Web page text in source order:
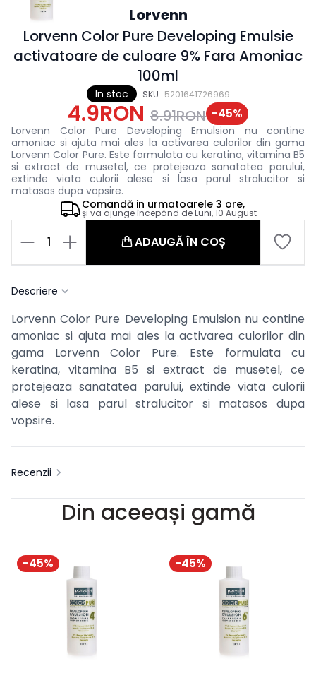
In stoc SKU 5201641726969
Lorvenn
Lorvenn Color Pure Developing Emulsie
activatoare de culoare 9% Fara Amoniac
100ml
4.9RON 8.91RON -45%
Lorvenn Color Pure Developing Emulsion nu contine
amoniac si ajuta mai ales la activarea culorilor din gama
Lorvenn Color Pure. Este formulata cu keratina, vitamina B5
si extract de musetel, ce protejeaza sanatatea parului,
extinde viata culorii alese si lasa parul stralucitor si
matasos dupa vopsire.
Comandă in urmatoarele 3 ore,
și va ajunge începând deLuni, 10 August
1 ADAUGĂ ÎN COȘ
Descriere
Lorvenn Color Pure Developing Emulsion nu contine
amoniac si ajuta mai ales la activarea culorilor din
gama Lorvenn Color Pure. Este formulata cu
keratina, vitamina B5 si extract de musetel, ce
protejeaza sanatatea parului, extinde viata culorii
alese si lasa parul stralucitor si matasos dupa
vopsire.
Recenzii
Din aceeași gamă
-45% -45%